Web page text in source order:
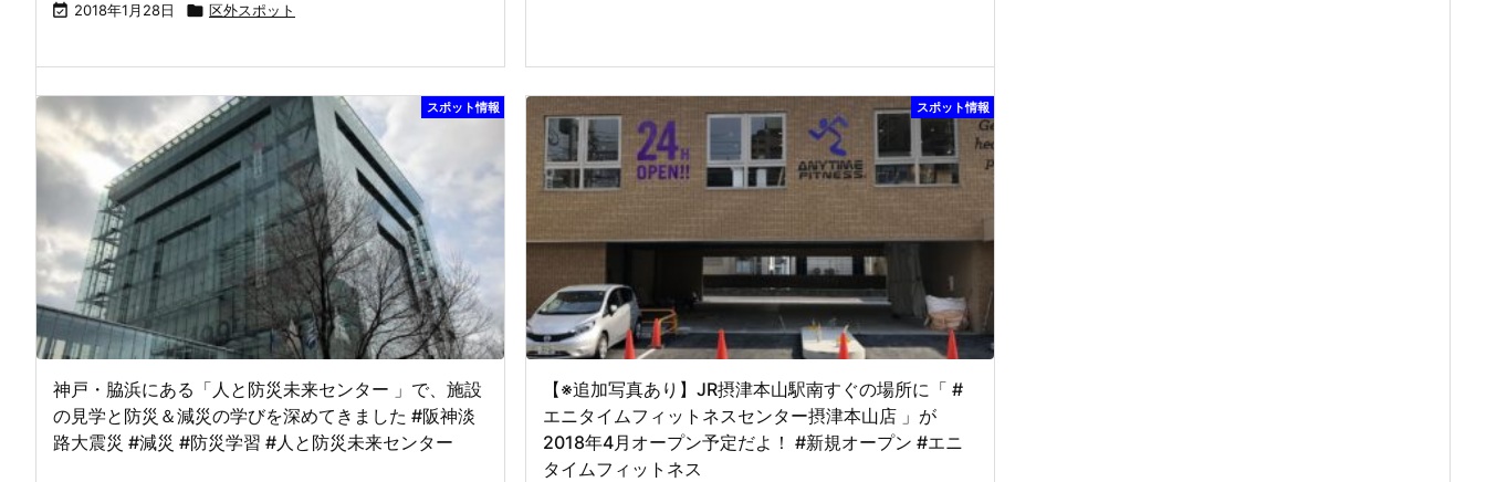
 2018年1月28日  区外スポット
スポット情報
神戸・脇浜にある「人と防災未来センター 」で、施設
の見学と防災＆減災の学びを深めてきました #阪神淡
路大震災 #減災 #防災学習 #人と防災未来センター
スポット情報
【※追加写真あり】JR摂津本山駅南すぐの場所に「 #
エニタイムフィットネスセンター摂津本山店 」が
2018年4月オープン予定だよ！ #新規オープン #エニ
タイムフィットネス